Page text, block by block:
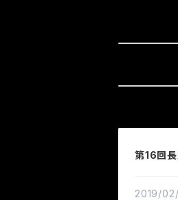
第16回長
2019/